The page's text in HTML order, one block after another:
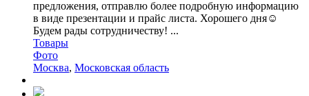
предложения, отправлю более подробную информацию
в виде презентации и прайс листа. Хорошего дня☺️
Будем рады сотрудничеству! ...
Товары
Фото
Москва, Московская область